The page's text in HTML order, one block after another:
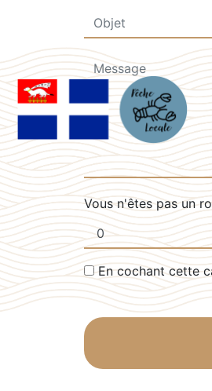
Vous n'êtes pas un
En cochant cette